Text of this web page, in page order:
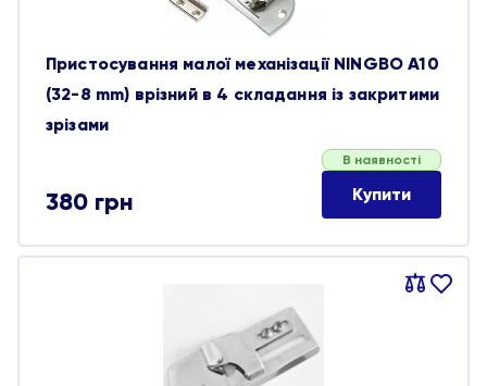
Пристосування малої механізації NINGBO A10
(32-8 mm) врізний в 4 складання із закритими
зрізами
380 грн
В наявності
Купити
Порівняти
В